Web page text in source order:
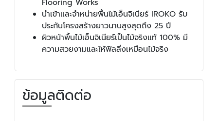
Flooring Works
นำเข้าและจำหน่ายพื้นไม้เอ็นจิเนียร์ IROKO รับ
ประกันโครงสร้างยาวนานสูงสุดถึง 25 ปี
ผิวหน้าพื้นไม้เอ็นจิเนียร์เป็นไม้จริงแท้ 100% มี
ความสวยงามและให้ฟิลลิ่งเหมือนไม้จริง
ข้อมูลติดต่อ